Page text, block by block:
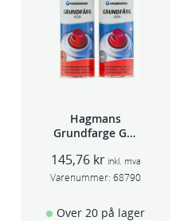
Hagmans
Grundfarge Grå
145,76 kr inkl. mva
Varenummer: 68790
Over 20 på lager